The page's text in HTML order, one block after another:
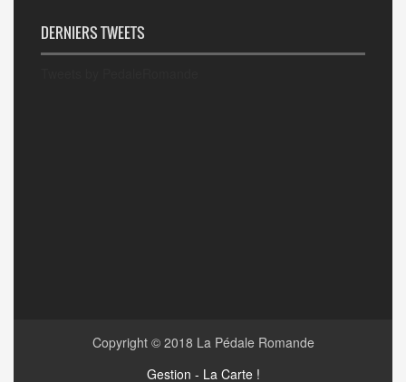
DERNIERS TWEETS
Copyright © 2018 La Pédale Romande
Gestion - La Carte !